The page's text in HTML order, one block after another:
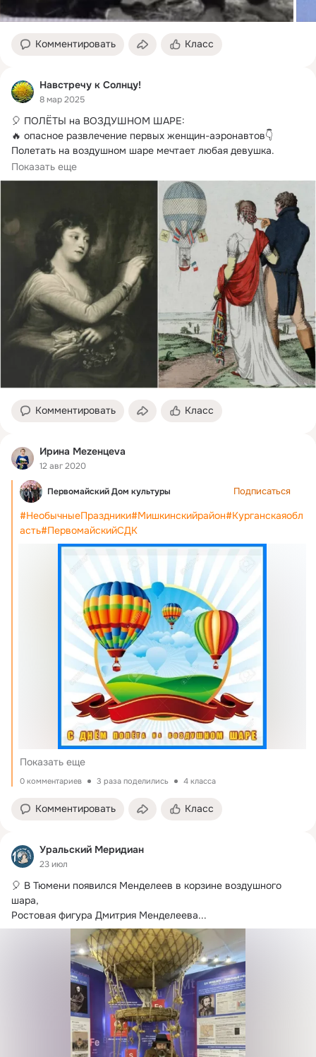
Комментировать Класс
Навстречу к Солнцу!
8 мар 2025
🎈 ПОЛЁТЫ на ВОЗДУШНОМ ШАРЕ:
🔥 опасное развлечение первых женщин-аэронавтов👇
Полетать на воздушном шаре мечтает любая девушка.
Сегодня...
Показать еще
Комментировать Класс
Ирина Меzенцеvа
12 авг 2020
Первомайский Дом культуры Подписаться
#НеобычныеПраздники#Мишкинскийрайон#Курганскаяобл
асть#ПервомайскийСДК
Показать еще
0 комментариев 3 раза поделились 4 класса
Комментировать Класс
Уральский Меридиан
23 июл
🎈 В Тюмени появился Менделеев в корзине воздушного
шара,
Ростовая фигура Дмитрия Менделеева...